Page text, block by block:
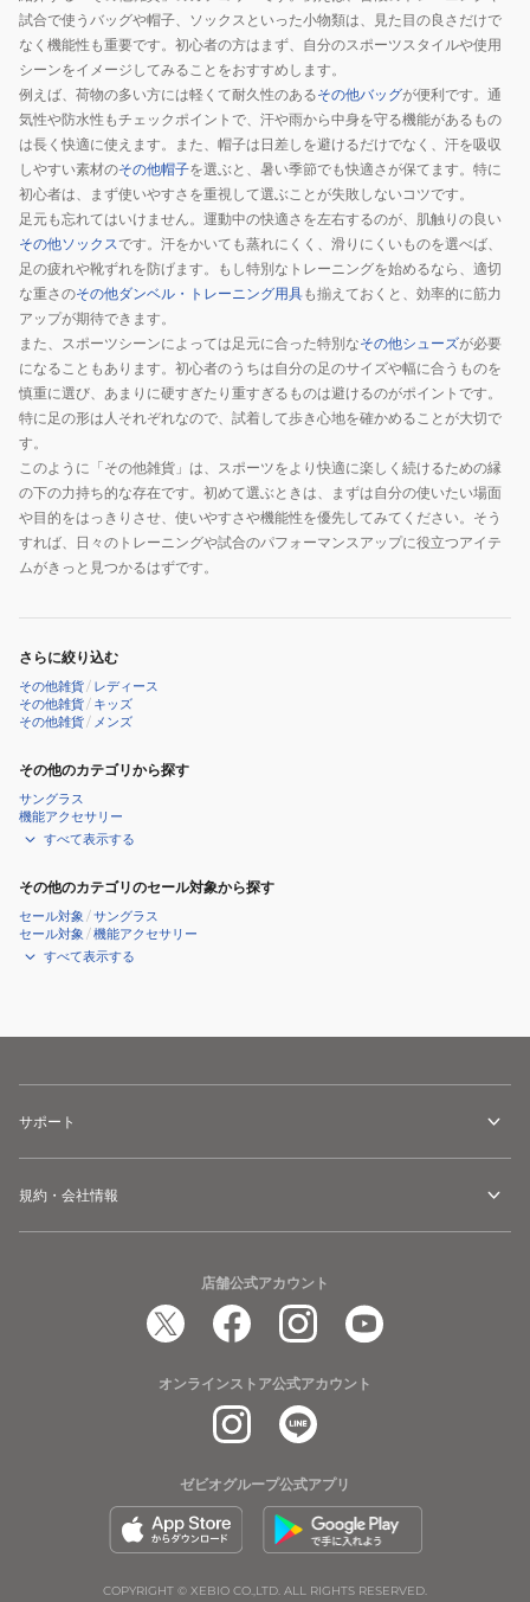
試合で使うバッグや帽子、ソックスといった小物類は、見た目の良さだけで
なく機能性も重要です。初心者の方はまず、自分のスポーツスタイルや使用
シーンをイメージしてみることをおすすめします。
例えば、荷物の多い方には軽くて耐久性のあるその他バッグが便利です。通
気性や防水性もチェックポイントで、汗や雨から中身を守る機能があるもの
は長く快適に使えます。また、帽子は日差しを避けるだけでなく、汗を吸収
しやすい素材のその他帽子を選ぶと、暑い季節でも快適さが保てます。特に
初心者は、まず使いやすさを重視して選ぶことが失敗しないコツです。
足元も忘れてはいけません。運動中の快適さを左右するのが、肌触りの良い
その他ソックスです。汗をかいても蒸れにくく、滑りにくいものを選べば、
足の疲れや靴ずれを防げます。もし特別なトレーニングを始めるなら、適切
な重さのその他ダンベル・トレーニング用具も揃えておくと、効率的に筋力
アップが期待できます。
また、スポーツシーンによっては足元に合った特別なその他シューズが必要
になることもあります。初心者のうちは自分の足のサイズや幅に合うものを
慎重に選び、あまりに硬すぎたり重すぎるものは避けるのがポイントです。
特に足の形は人それぞれなので、試着して歩き心地を確かめることが大切で
す。
このように「その他雑貨」は、スポーツをより快適に楽しく続けるための縁
の下の力持ち的な存在です。初めて選ぶときは、まずは自分の使いたい場面
や目的をはっきりさせ、使いやすさや機能性を優先してみてください。そう
すれば、日々のトレーニングや試合のパフォーマンスアップに役立つアイテ
ムがきっと見つかるはずです。
さらに絞り込む
その他雑貨/ レディース
その他雑貨/ キッズ
その他雑貨/ メンズ
その他のカテゴリから探す
サングラス
機能アクセサリー
すべて表示する
その他のカテゴリのセール対象から探す
セール対象 /サングラス
セール対象 /機能アクセサリー
すべて表示する
サポート
規約・会社情報
店舗公式アカウント
オンラインストア公式アカウント
ゼビオグループ公式アプリ
COPYRIGHT © XEBIO CO.,LTD. ALL RIGHTS RESERVED.